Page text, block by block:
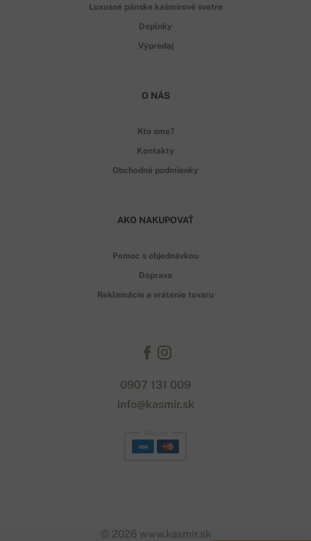
Luxusné pánske kašmírové svetre
Doplnky
Výpredaj
O NÁS
Kto sme?
Kontakty
Obchodné podmienky
AKO NAKUPOVAŤ
Pomoc s objednávkou
Doprava
Reklamácie a vrátenie tovaru
0907 131 009
info@kasmir.sk
© 2026 www.kasmir.sk